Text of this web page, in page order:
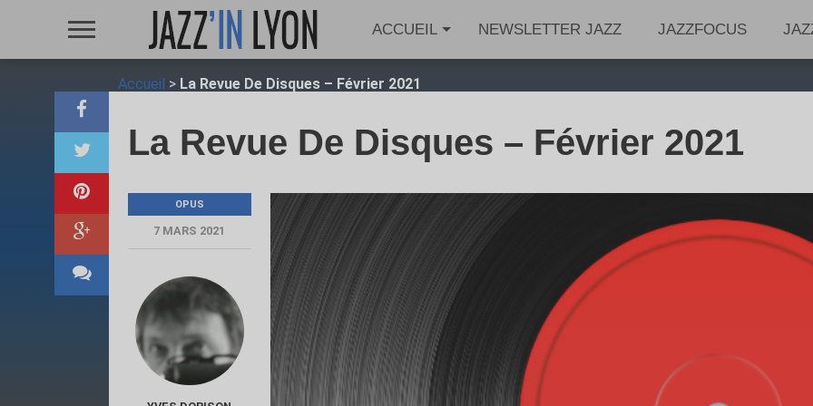
ACCUEIL NEWSLETTER JAZZ JAZZFOCUS
Accueil > La Revue De Disques – Février 2021
La Revue De Disques – Février 2021
OPUS
7 MARS 2021